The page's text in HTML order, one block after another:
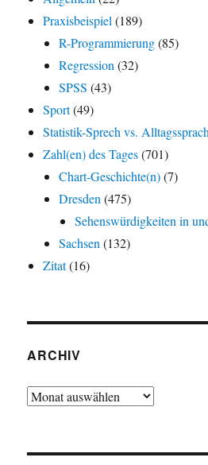
Praxisbeispiel (189)
R-Programmierung(85)
Regression (32)
SPSS (43)
Sport(49)
Statistik-Sprech vs.
Zahl(en) des Tages(701)
Chart-Geschichte(n)(7)
Dresden (475)
Sehenswürdigkeiten in
Sachsen (132)
Zitat(16)
ARCHIV
Archiv